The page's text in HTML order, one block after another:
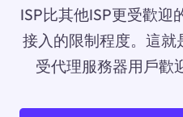
ISP比其他ISP更受歡迎
接入的限制程度。這
受代理服務器用戶歡